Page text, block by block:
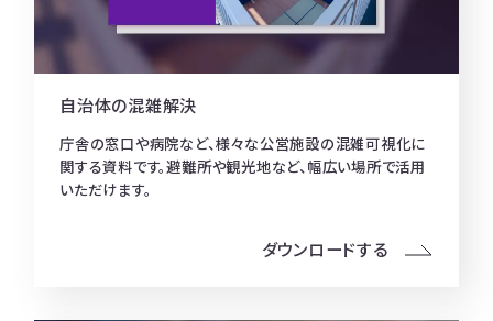
自治体の混雑解決
庁舎の窓口や病院など、様々な公営施設の混雑可視化に
関する資料です。避難所や観光地など、幅広い場所で活用
いただけます。
ダウンロードする